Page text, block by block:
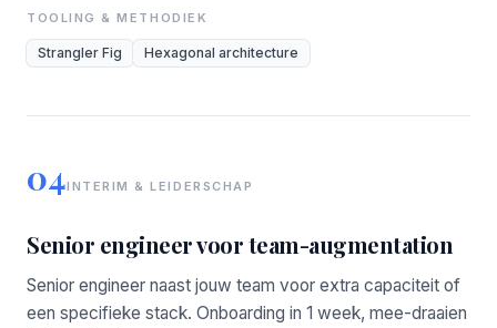
TOOLING & METHODIEK
Strangler Fig Hexagonal architecture
04INTERIM & LEIDERSCHAP
Senior engineer voor team-augmentation
Senior engineer naast jouw team voor extra capaciteit of
een specifieke stack. Onboarding in 1 week, mee-draaien